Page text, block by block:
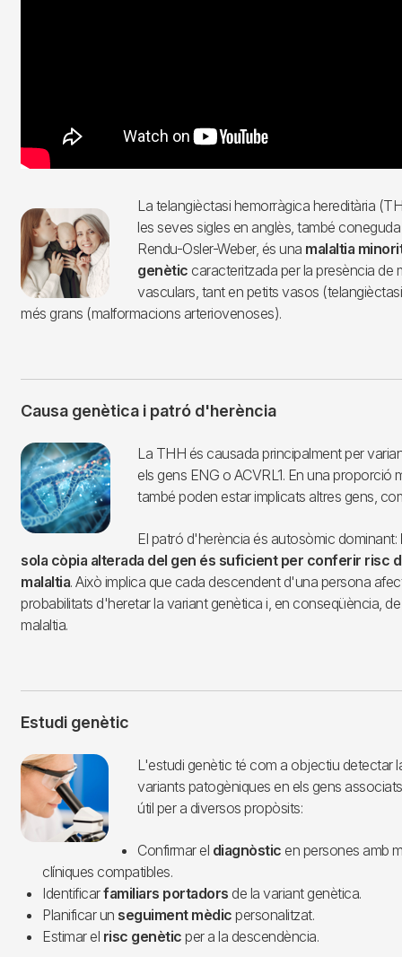
Imagen
La telangièctasi hemorràgica hereditària
les seves sigles en anglès, també
Rendu-Osler-Weber, és una malaltia
genètic caracteritzada per la presència de
vasculars, tant en petits vasos
més grans (malformacions arteriovenoses).
Causa genètica i patró d'herència
Imagen
La THH és causada principalment per
els gens ENG o ACVRL1. En una proporció
també poden estar implicats altres gens,
El patró d'herència és autosòmic dominant:
sola còpia alterada del gen és suficient per conferir risc
malaltia. Això implica que cada descendent d'una persona
probabilitats d'heretar la variant genètica i, en conseqüència,
malaltia.
Estudi genètic
Imagen
L'estudi genètic té com a objectiu detectar
variants patogèniques en els gens
útil per a diversos propòsits:
Confirmar el diagnòstic en persones amb
clíniques compatibles.
Identificarfamiliars portadors de la variant genètica.
Planificar un seguiment mèdic personalitzat.
Estimar el risc genètic per a la descendència.